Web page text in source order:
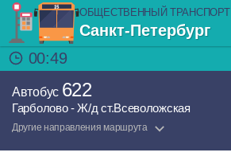
ОБЩЕСТВЕННЫЙ ТРАНСПОРТ
Санкт-Петербург
00:49
Автобус 622
Гарболово - Ж/д ст.Всеволожская
Другие направления маршрута